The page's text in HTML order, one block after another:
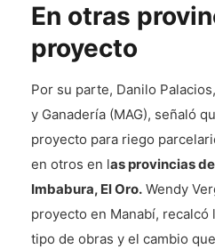
En otras
proyecto
Por su parte, Danilo
y Ganadería (MAG), señaló
proyecto para riego
en otros en las provincias
Imbabura, El Oro. Wendy
proyecto en Manabí,
tipo de obras y el cambio